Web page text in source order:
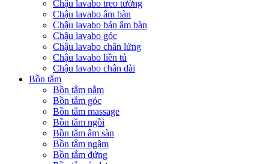
Chậu lavabo treo tường
Chậu lavabo âm bàn
Chậu lavabo bán âm bàn
Chậu lavabo góc
Chậu lavabo chân lửng
Chậu lavabo liền tủ
Chậu lavabo chân dài
Bồn tắm
Bồn tắm nằm
Bồn tắm góc
Bồn tắm massage
Bồn tắm ngồi
Bồn tắm âm sàn
Bồn tắm ngâm
Bồn tắm đứng